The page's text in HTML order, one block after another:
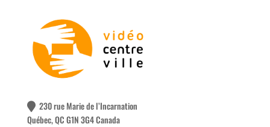
230 rue Marie de l’Incarnation
Québec, QC G1N 3G4 Canada